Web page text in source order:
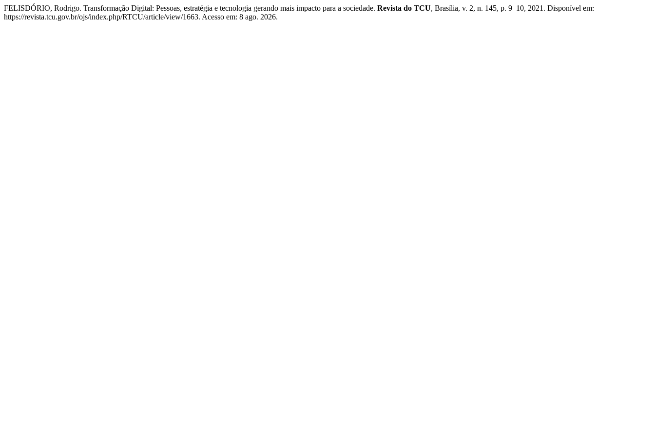
FELISDÓRIO, Rodrigo. Transformação Digital: Pessoas, estratégia e tecnologia gerando mais impacto para a sociedade. Revista do TCU, Brasília, v. 2, n. 145, p. 9–10, 2021. Disponível em:
https://revista.tcu.gov.br/ojs/index.php/RTCU/article/view/1663. Acesso em: 8 ago. 2026.